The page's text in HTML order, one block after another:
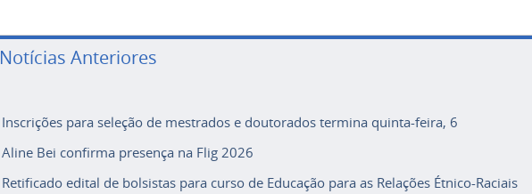
Notícias Anteriores
Inscrições para seleção de mestrados e doutorados termina quinta-feira, 6
Aline Bei confirma presença na Flig 2026
Retificado edital de bolsistas para curso de Educação para as Relações Étnico-Raciais